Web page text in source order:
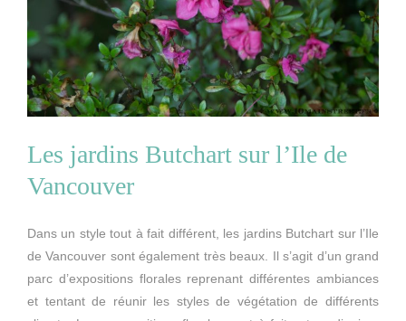
Les jardins Butchart sur l’Ile de
Vancouver
Dans un style tout à fait différent, les jardins Butchart sur l’Ile
de Vancouver sont également très beaux. Il s’agit d’un grand
parc d’expositions florales reprenant différentes ambiances
et tentant de réunir les styles de végétation de différents